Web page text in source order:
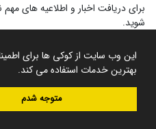
این وب سایت از کوکی ها برای
بهترین خدمات استفاده می کند.
متوجه شدم
برای دریافت اخبار و اطلاعیه های
شوید.
سامانه مدیریت نشریات علمی.طراحی